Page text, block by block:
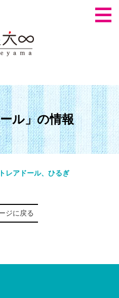
ル」の情報
レアドール、ひるぎ
ジに戻る